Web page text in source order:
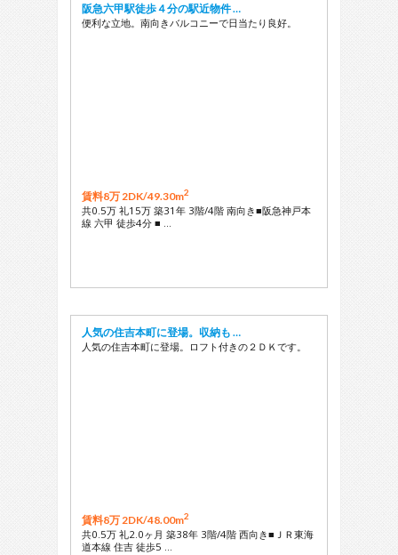
阪急六甲駅徒歩４分の駅近物件 …
便利な立地。南向きバルコニーで日当たり良好。
賃料8万 2DK/49.30m2
共0.5万 礼15万 築31年 3階/4階 南向き■阪急神戸本
線 六甲 徒歩4分 ■ …
人気の住吉本町に登場。収納も …
人気の住吉本町に登場。ロフト付きの２ＤＫです。
賃料8万 2DK/48.00m2
共0.5万 礼2.0ヶ月 築38年 3階/4階 西向き■ＪＲ東海
道本線 住吉 徒歩5 …